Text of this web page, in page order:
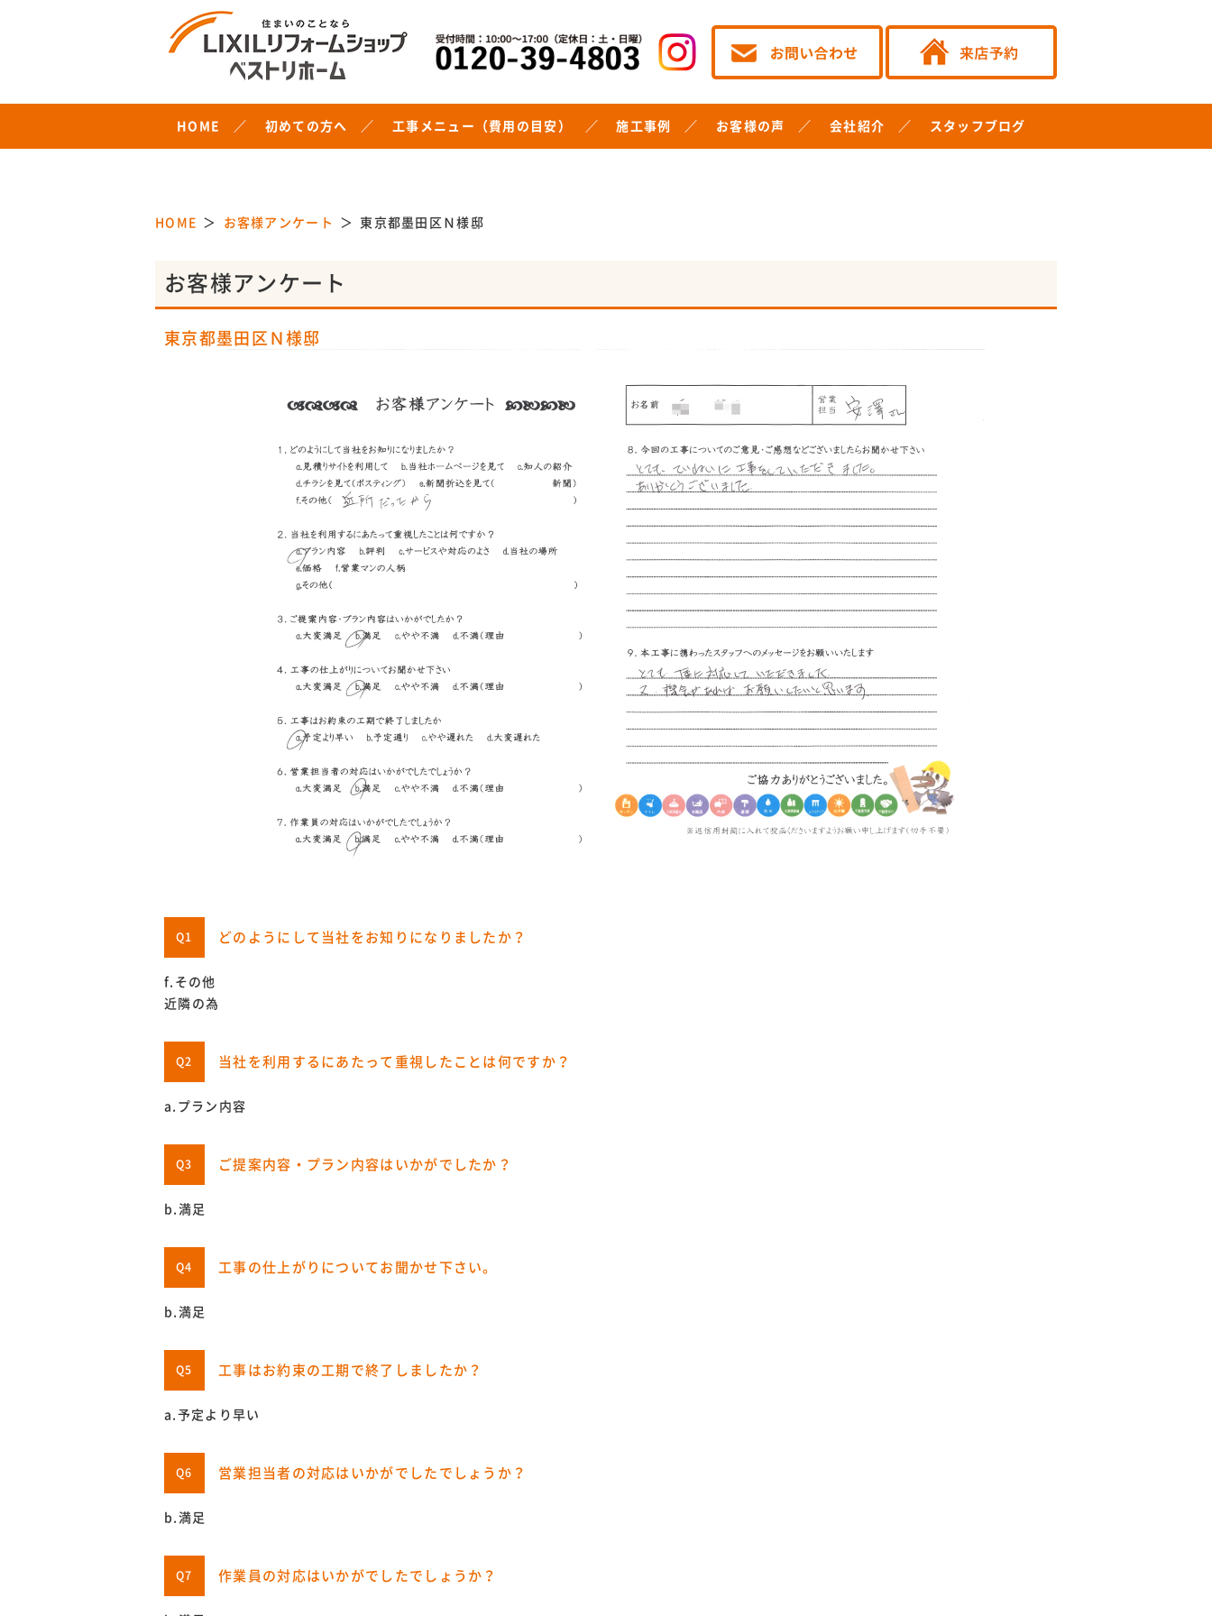
HOME 初めての方へ 工事メニュー（費用の目安） 施工事例 お客様の声 会社紹介 スタッフブログ
HOME お客様アンケート 東京都墨田区Ｎ様邸
お客様アンケート
東京都墨田区Ｎ様邸
Q1 どのようにして当社をお知りになりましたか？
f.その他
近隣の為
Q2 当社を利用するにあたって重視したことは何ですか？
a.プラン内容
Q3 ご提案内容・プラン内容はいかがでしたか？
b.満足
Q4 工事の仕上がりについてお聞かせ下さい。
b.満足
Q5 工事はお約束の工期で終了しましたか？
a.予定より早い
Q6 営業担当者の対応はいかがでしたでしょうか？
b.満足
Q7 作業員の対応はいかがでしたでしょうか？